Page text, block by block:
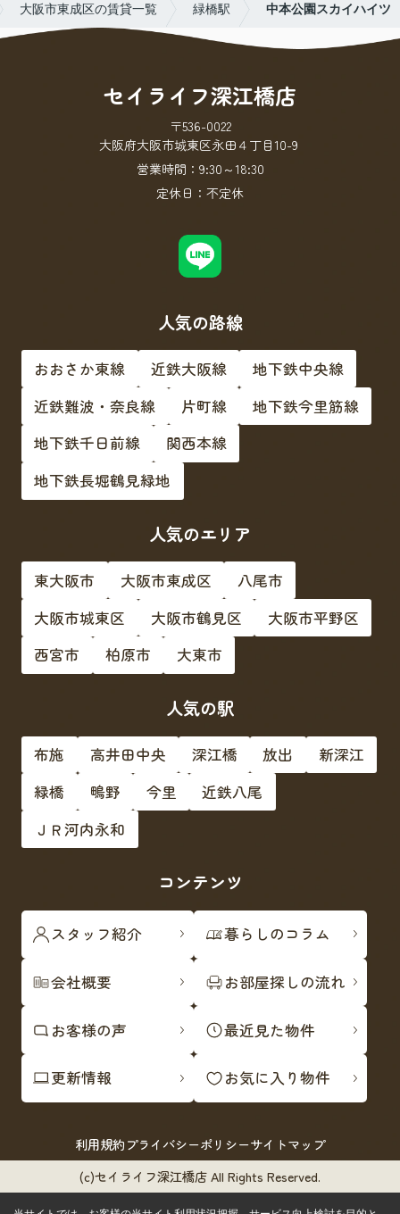
大阪市東成区の賃貸一覧 緑橋駅 中本公園スカイハイツ
セイライフ深江橋店
〒536-0022
大阪府大阪市城東区永田４丁目10-9
営業時間： 9:30～18:30
定休日： 不定休
人気の路線
おおさか東線 近鉄大阪線
地下鉄中央線
近鉄難波・奈良線
片町線
地下鉄今里筋線
地下鉄千日前線
関西本線
地下鉄長堀鶴見緑地
人気のエリア
東大阪市 大阪市東成区
八尾市
大阪市城東区
大阪市鶴見区
大阪市平野区
西宮市
柏原市 大東市
人気の駅
布施 高井田中央 深江橋 放出
新深江
緑橋
鴫野 今里
近鉄八尾
ＪＲ河内永和
コンテンツ
スタッフ紹介 暮らしのコラム
会社概要 お部屋探しの流れ
お客様の声 最近見た物件
更新情報 お気に入り物件
利用規約プライバシーポリシーサイトマップ
(c)セイライフ深江橋店 All Rights Reserved.